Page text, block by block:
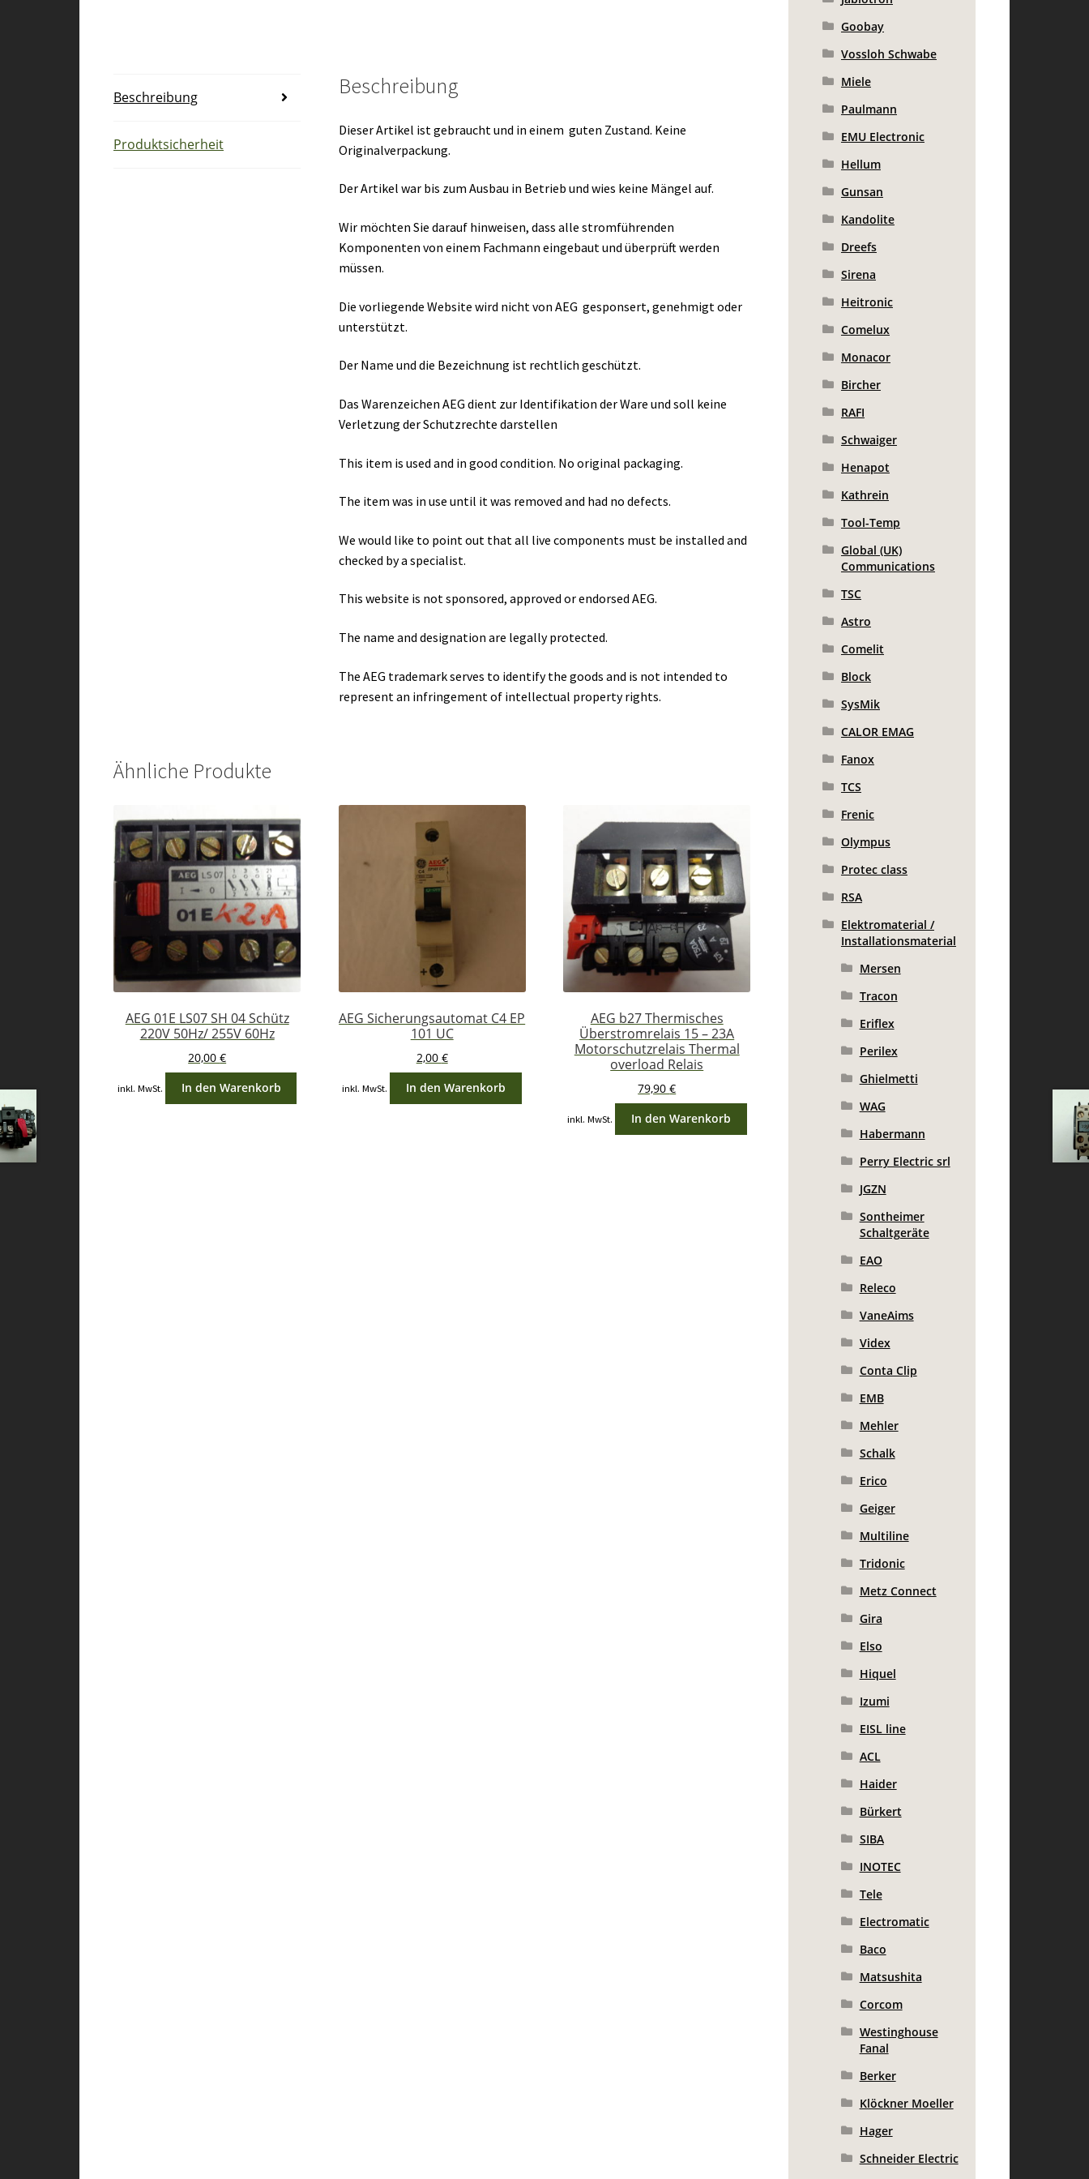
Beschreibung
Produktsicherheit
Beschreibung
Dieser Artikel ist gebraucht und in einem guten Zustand. Keine
Originalverpackung.
Der Artikel war bis zum Ausbau in Betrieb und wies keine Mängel auf.
Wir möchten Sie darauf hinweisen, dass alle stromführenden
Komponenten von einem Fachmann eingebaut und überprüft werden
müssen.
Die vorliegende Website wird nicht von AEG gesponsert, genehmigt oder
unterstützt.
Der Name und die Bezeichnung ist rechtlich geschützt.
Das Warenzeichen AEG dient zur Identifikation der Ware und soll keine
Verletzung der Schutzrechte darstellen
This item is used and in good condition. No original packaging.
The item was in use until it was removed and had no defects.
We would like to point out that all live components must be installed and
checked by a specialist.
This website is not sponsored, approved or endorsed AEG.
The name and designation are legally protected.
The AEG trademark serves to identify the goods and is not intended to
represent an infringement of intellectual property rights.
Ähnliche Produkte
AEG 01E LS07 SH 04 Schütz
220V 50Hz/ 255V 60Hz
20,00€
inkl. MwSt. In den Warenkorb
AEG Sicherungsautomat C4 EP
101 UC
2,00 €
inkl. MwSt. In den Warenkorb
AEG b27 Thermisches
Überstromrelais 15 – 23A
Motorschutzrelais Thermal
overload Relais
79,90€
inkl. MwSt. In den Warenkorb
Goobay
Vossloh Schwabe
Miele
Paulmann
EMU Electronic
Hellum
Gunsan
Kandolite
Dreefs
Sirena
Heitronic
Comelux
Monacor
Bircher
RAFI
Schwaiger
Henapot
Kathrein
Tool-Temp
Global (UK)
Communications
TSC
Astro
Comelit
Block
SysMik
CALOR EMAG
Fanox
TCS
Frenic
Olympus
Protec class
RSA
Elektromaterial /
Installationsmaterial
Mersen
Tracon
Eriflex
Perilex
Ghielmetti
WAG
Habermann
Perry Electric srl
JGZN
Sontheimer
Schaltgeräte
EAO
Releco
VaneAims
Videx
Conta Clip
EMB
Mehler
Schalk
Erico
Geiger
Multiline
Tridonic
Metz Connect
Gira
Elso
Hiquel
Izumi
EISL line
ACL
Haider
Bürkert
SIBA
INOTEC
Tele
Electromatic
Baco
Matsushita
Corcom
Westinghouse
Fanal
Berker
Klöckner Moeller
Hager
Schneider Electric